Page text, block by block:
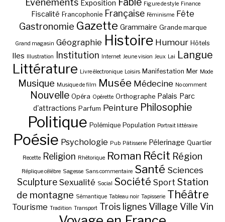
Exposition Figure de style Finance
Fiscalité Francophonie Française Féminisme Fête
Gastronomie Gazette Grammaire Grande marque
Grand magasin Géographie Histoire Humour Hôtels
Iles Illustration Institution Internet Jeune vision Jeux Lai Langue
Littérature Livre électronique Loisirs Manifestation Mer Mode
Musique Musique de film Musée Médecine No comment
Nouvelle Opéra Opérette Orthographe Palais Parc
d'attractions Parfum Peinture Philosophie
Politique Polémique Population Portrait littéraire
Poésie Psychologie Pub Pâtisserie Pélerinage Quartier
Recette Religion Rhétorique Roman Récit Région
Réplique célèbre Sagesse Sans commentaire Santé Sciences
Sculpture Sexualité Social Société Sport Station
de montagne Sémantique Tableau noir Tapisserie Théâtre
Tourisme Tradition Transport Trois lignes Village Ville Vin